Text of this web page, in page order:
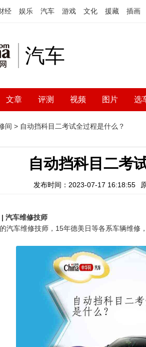
经 娱乐 汽车 游戏 文化 援藏 插画
汽车
文章 评测 视频 图片 选
间 > 自动挡科目二考试全过程是什么？
自动挡科目二考
发布时间：2023-07-17 16:18:55
| 汽车维修技师